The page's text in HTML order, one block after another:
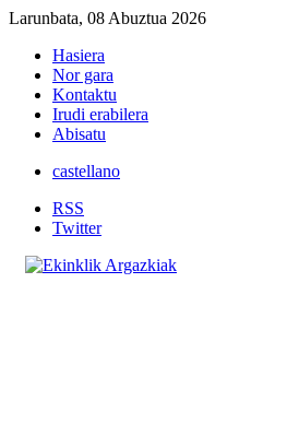
Larunbata, 08 Abuztua 2026
Hasiera
Nor gara
Kontaktu
Irudi erabilera
Abisatu
castellano
RSS
Twitter